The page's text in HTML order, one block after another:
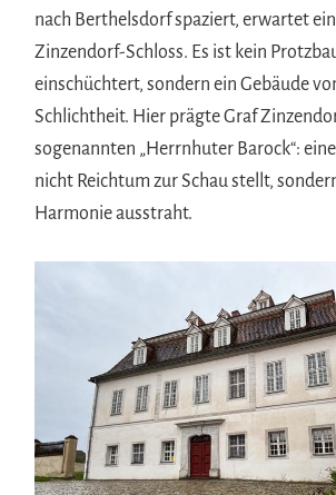
nach Berthelsdorf spaziert, erwartet
Zinzendorf-Schloss. Es ist kein
einschüchtert, sondern ein Gebäude
Schlichtheit. Hier prägte Graf
sogenannten „Herrnhuter Barock“:
nicht Reichtum zur Schau stellt,
Harmonie ausstraht.